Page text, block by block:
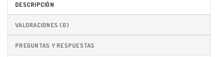
DESCRIPCIÓN
VALORACIONES (0)
PREGUNTAS Y RESPUESTAS